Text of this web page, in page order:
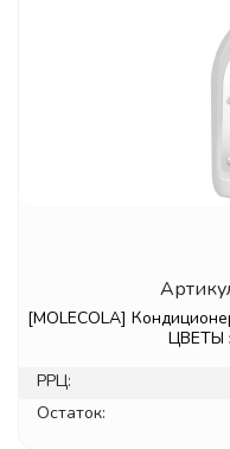
[MOLECOLA]
ЦВЕТЫ
РРЦ:
Остаток: